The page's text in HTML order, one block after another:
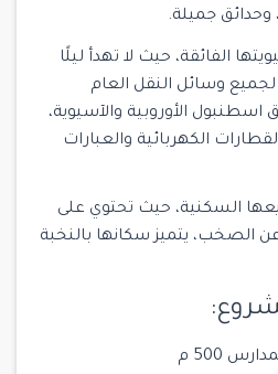
وحدائق جميلة.
الفائقة، حيث لا تهدأ ليلًا
لجميع وسائل النقل العام
الأوروبية والآسيوية،
الكهربائية والعبارات
السكنية، حيث تحتوي على
الصخب، يتميز سكانها بالنخبة
500 م